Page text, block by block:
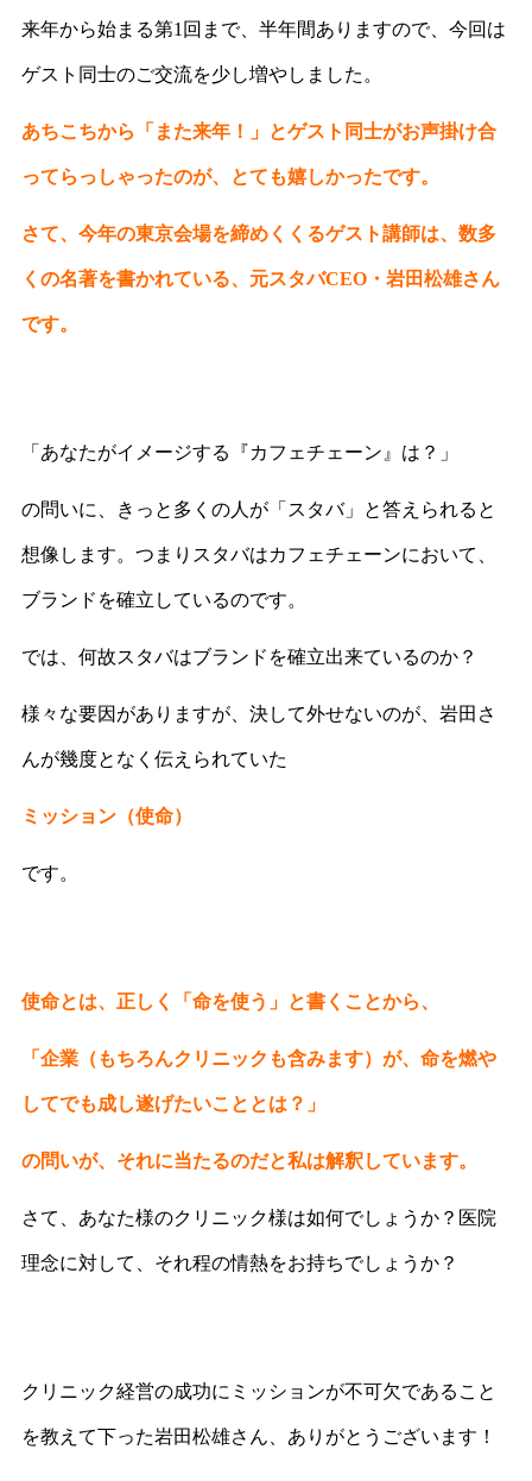
来年から始まる第1回まで、半年間ありますので、今回は
ゲスト同士のご交流を少し増やしました。
あちこちから「また来年！」とゲスト同士がお声掛け合
ってらっしゃったのが、とても嬉しかったです。
さて、今年の東京会場を締めくくるゲスト講師は、数多
くの名著を書かれている、元スタバCEO・岩田松雄さん
です。
「あなたがイメージする『カフェチェーン』は？」
の問いに、きっと多くの人が「スタバ」と答えられると
想像します。つまりスタバはカフェチェーンにおいて、
ブランドを確立しているのです。
では、何故スタバはブランドを確立出来ているのか？
様々な要因がありますが、決して外せないのが、岩田さ
んが幾度となく伝えられていた
ミッション（使命）
です。
使命とは、正しく「命を使う」と書くことから、
「企業（もちろんクリニックも含みます）が、命を燃や
してでも成し遂げたいこととは？」
の問いが、それに当たるのだと私は解釈しています。
さて、あなた様のクリニック様は如何でしょうか？医院
理念に対して、それ程の情熱をお持ちでしょうか？
クリニック経営の成功にミッションが不可欠であること
を教えて下った岩田松雄さん、ありがとうございます！